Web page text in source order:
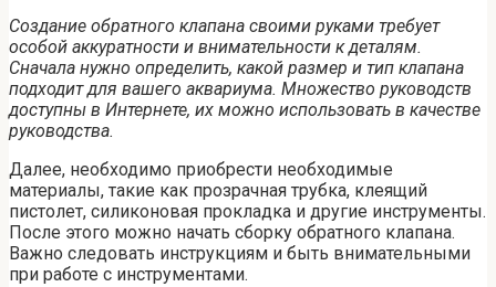
Создание обратного клапана своими руками требует
особой аккуратности и внимательности к деталям.
Сначала нужно определить, какой размер и тип клапана
подходит для вашего аквариума. Множество руководств
доступны в Интернете, их можно использовать в качестве
руководства.
Далее, необходимо приобрести необходимые
материалы, такие как прозрачная трубка, клеящий
пистолет, силиконовая прокладка и другие инструменты.
После этого можно начать сборку обратного клапана.
Важно следовать инструкциям и быть внимательными
при работе с инструментами.